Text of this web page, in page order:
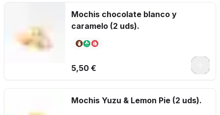
Mochis chocolate blanco y
caramelo (2 uds).
5,50 €
Mochis Yuzu & Lemon Pie (2 uds).